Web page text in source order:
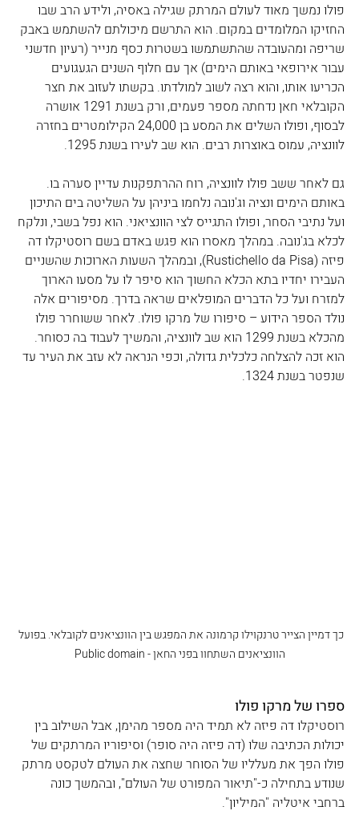
פולו נמשך מאוד לעולם המרתק שגילה באסיה, ולידע הרב שבו
החזיקו המלומדים במקום. הוא התרשם מיכולתם להשתמש באבק
שריפה ומהעובדה שהתשתמשו בשטרות כסף מנייר (רעיון חדשני
עבור אירופאי באותם הימים) אך עם חלוף השנים הגעגועים
הכריעו אותו, והוא רצה לשוב למולדתו. בקשתו לעזוב את חצר
הקובלאי חאן נדחתה מספר פעמים, ורק בשנת 1291 אושרה
לבסוף, ופולו השלים את המסע בן 24,000 הקילומטרים בחזרה
לוונציה, עמוס באוצרות רבים. הוא שב לעירו בשנת 1295.
גם לאחר ששב פולו לוונציה, רוח ההרתפקנות עדיין סערה בו.
באותם הימים ונציה וג'נובה נלחמו ביניהן על השליטה בים התיכון
ועל נתיבי הסחר, ופולו התגייס לצי הוונציאני. הוא נפל בשבי, ונלקח
לכלא בג'נובה. במהלך מאסרו הוא פגש באדם בשם רוסטיקלו דה
פיזה (Rustichello da Pisa), ובמהלך השעות הארוכות שהשניים
העבירו יחדיו בתא הכלא החשוך הוא סיפר לו על מסעו הארוך
למזרח ועל כל הדברים המופלאים שראה בדרך. מסיפורים אלה
נולד הספר הידוע – סיפורו של מרקו פולו. לאחר ששוחרר פולו
מהכלא בשנת 1299 הוא שב לוונציה, והמשיך לעבוד בה כסוחר.
הוא זכה להצלחה כלכלית גדולה, וכפי הנראה לא עזב את העיר עד
שנפטר בשנת 1324.
כך דמיין הצייר טרנקוילו קרמונה את המפגש בין הוונציאנים לקובלאי. בפועל
הוונציאנים השתחוו בפני החאן - Public domain
ספרו של מרקו פולו
רוסטיקלו דה פיזה לא תמיד היה מספר מהימן, אבל השילוב בין
יכולות הכתיבה שלו (דה פיזה היה סופר) וסיפוריו המרתקים של
פולו הפך את מעלליו של הסוחר שחצה את העולם לטקסט מרתק
שנודע בתחילה כ-"תיאור המפורט של העולם", ובהמשך כונה
ברחבי איטליה "המיליון".